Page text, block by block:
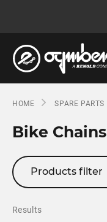
HOME SPARE PARTS
Bike Chains
Products filter
Results